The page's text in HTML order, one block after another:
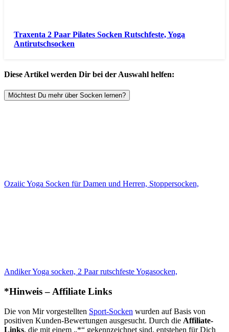
Traxenta 2 Paar Pilates Socken Rutschfeste, Yoga
Antirutschsocken
Diese Artikel werden Dir bei der Auswahl helfen:
Möchtest Du mehr über Socken lernen?
Ozaiic Yoga Socken für Damen und Herren, Stoppersocken,
Andiker Yoga socken, 2 Paar rutschfeste Yogasocken,
*Hinweis – Affiliate Links
Die von Mir vorgestellten Sport-Socken wurden auf Basis von
positiven Kunden-Bewertungen ausgesucht. Durch die Affiliate-
Links, die mit einem „*“ gekennzeichnet sind, entstehen für Dich